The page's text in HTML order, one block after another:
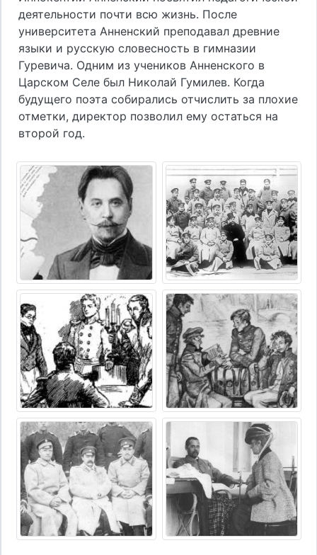
деятельности почти всю жизнь. После
университета Анненский преподавал древние
языки и русскую словесность в гимназии
Гуревича. Одним из учеников Анненского в
Царском Селе был Николай Гумилев. Когда
будущего поэта собирались отчислить за плохие
отметки, директор позволил ему остаться на
второй год.